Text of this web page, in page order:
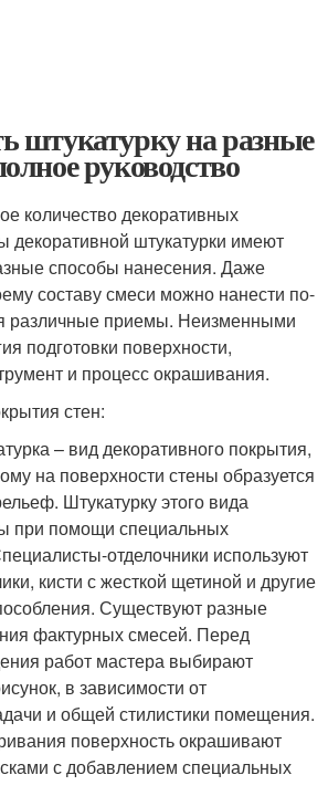
штукатурку на разные
руководство
количество декоративных
декоративной штукатурки имеют
способы нанесения. Даже
составу смеси можно нанести по-
различные приемы. Неизменными
подготовки поверхности,
и процесс окрашивания.
стен:
– вид декоративного покрытия,
на поверхности стены образуется
Штукатурку этого вида
при помощи специальных
отделочники используют
кисти с жесткой щетиной и другие
Существуют разные
фактурных смесей. Перед
работ мастера выбирают
в зависимости от
и общей стилистики помещения.
поверхность окрашивают
с добавлением специальных